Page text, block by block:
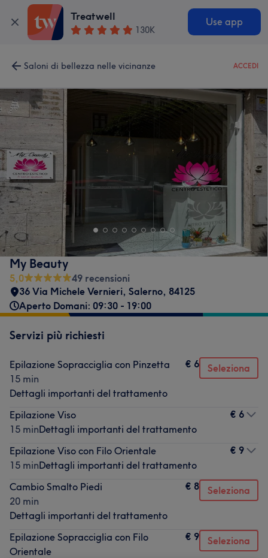
Treatwell
130K
Use app
Saloni di bellezza nelle vicinanze ACCEDI
My Beauty
5,0
49 recensioni
36 Via Michele Vernieri, Salerno, 84125
Aperto Domani: 09:30 - 19:00
Servizi più richiesti
Epilazione Sopracciglia con Pinzetta
15 min
Dettagli importanti del trattamento
€ 6 Seleziona
Epilazione Viso
15 minDettagli importanti del trattamento
€ 6
Epilazione Viso con Filo Orientale
15 minDettagli importanti del trattamento
€ 9
Cambio Smalto Piedi
20 min
Dettagli importanti del trattamento
€ 8 Seleziona
Epilazione Sopracciglia con Filo
Orientale
€ 9 Seleziona